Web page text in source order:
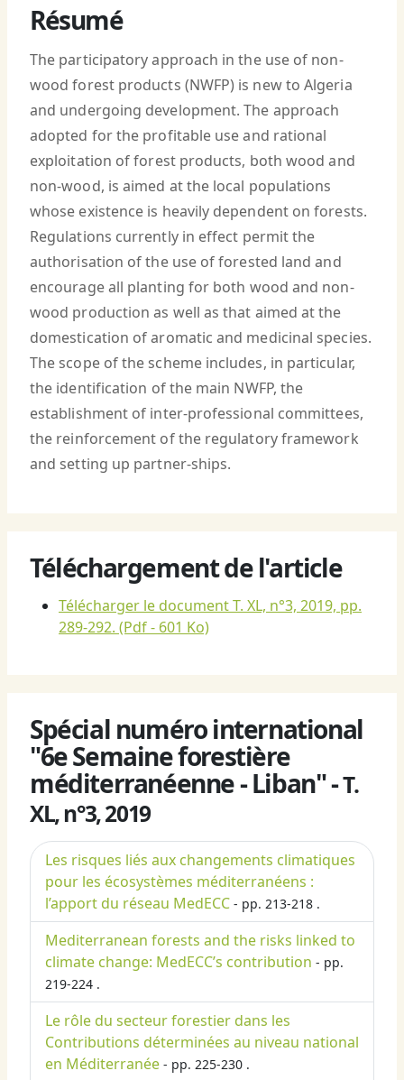
Résumé
The participatory approach in the use of non-
wood forest products (NWFP) is new to Algeria
and undergoing development. The approach
adopted for the profitable use and rational
exploitation of forest products, both wood and
non-wood, is aimed at the local populations
whose existence is heavily dependent on forests.
Regulations currently in effect permit the
authorisation of the use of forested land and
encourage all planting for both wood and non-
wood production as well as that aimed at the
domestication of aromatic and medicinal species.
The scope of the scheme includes, in particular,
the identification of the main NWFP, the
establishment of inter-professional committees,
the reinforcement of the regulatory framework
and setting up partner-ships.
Téléchargement de l'article
Télécharger le document T. XL, n°3, 2019, pp.
289-292. (Pdf - 601 Ko)
Spécial numéro international
"6e Semaine forestière
méditerranéenne - Liban" -T.
XL, n°3, 2019
Les risques liés aux changements climatiques
pour les écosystèmes méditerranéens :
l’apport du réseau MedECC - pp. 213-218 .
Mediterranean forests and the risks linked to
climate change: MedECC’s contribution - pp.
219-224 .
Le rôle du secteur forestier dans les
Contributions déterminées au niveau national
en Méditerranée - pp. 225-230 .